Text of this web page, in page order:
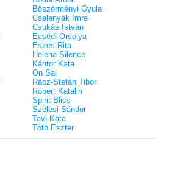
Böszörményi Gyula
Cselenyák Imre
Csukás István
Ecsédi Orsolya
Eszes Rita
Helena Silence
Kántor Kata
On Sai
Rácz-Stefán Tibor
Róbert Katalin
Spirit Bliss
Szélesi Sándor
Tavi Kata
Tóth Eszter